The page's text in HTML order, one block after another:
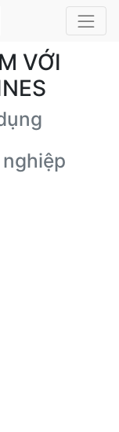
VỚI